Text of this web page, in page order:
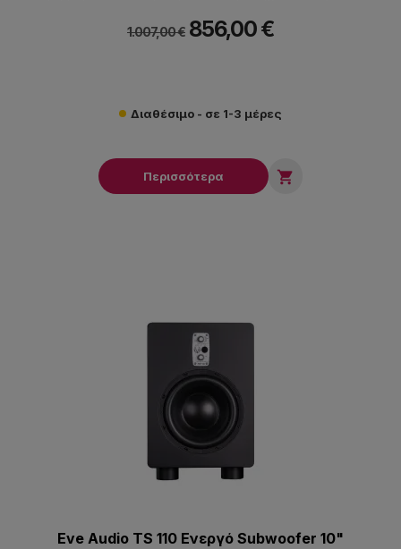
1.007,00 € 856,00 €
Διαθέσιμο - σε 1-3 μέρες
Περισσότερα 
Eve Audio TS 110 Eνεργό Subwoofer 10"